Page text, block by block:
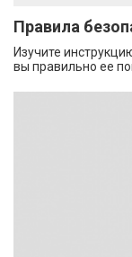
Правила
Изучите
вы правильно ее